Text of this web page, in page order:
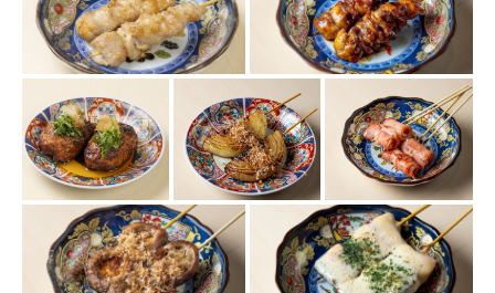
この店舗情報をシェアする
사진 | 炭火焼dining おかげ家 梅田店
大阪府大阪市北区鶴野町２－５
https://okageyaumeda.owst.jp/gallery
お店情報をコピー